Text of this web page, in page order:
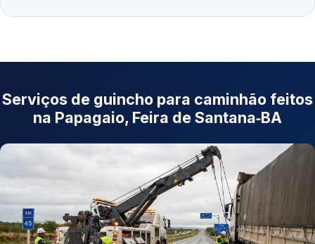
Serviços de guincho para caminhão feitos
na Papagaio, Feira de Santana‑BA